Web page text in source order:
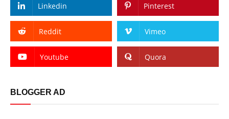
Linkedin Pinterest
Reddit Vimeo
Youtube Quora
BLOGGER AD